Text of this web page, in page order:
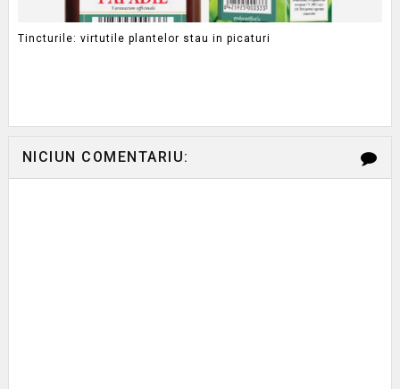
Tincturile: virtutile plantelor stau in picaturi
NICIUN COMENTARIU: